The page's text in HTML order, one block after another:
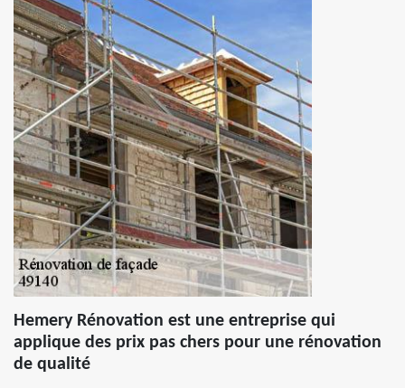
Hemery Rénovation est une entreprise qui
applique des prix pas chers pour une rénovation
de qualité